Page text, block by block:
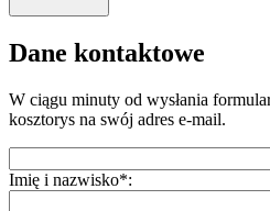
Dane kontaktowe
W ciągu minuty od wysłania
kosztorys na swój adres e-mail.
Imię i nazwisko*: